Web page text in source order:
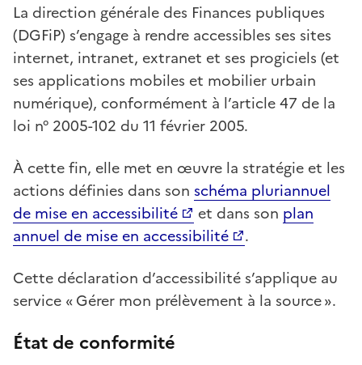
La direction générale des Finances publiques
(DGFiP) s’engage à rendre accessibles ses sites
internet, intranet, extranet et ses progiciels (et
ses applications mobiles et mobilier urbain
numérique), conformément à l’article 47 de la
loi n° 2005-102 du 11 février 2005.
À cette fin, elle met en œuvre la stratégie et les
actions définies dans son schéma pluriannuel
de mise en accessibilité
et dans son plan
annuel de mise en accessibilité
.
Cette déclaration d’accessibilité s’applique au
service « Gérer mon prélèvement à la source ».
État de conformité